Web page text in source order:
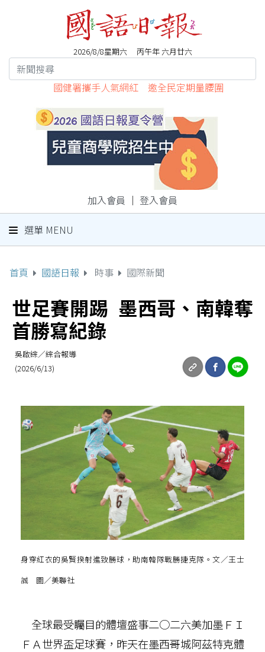
2026/8/8星期六 丙午年 六月廿六
國健署攜手人氣網紅 邀全民定期量腰圍
加入會員 ｜ 登入會員
選單 MENU
首頁 國語日報 時事 國際新聞
世足賽開踢 墨西哥、南韓奪
首勝寫紀錄
吳啟綜／綜合報導
(2026/6/13)
身穿紅衣的吳賢揆射進致勝球，助南韓隊戰勝捷克隊。文／王士
誠 圖／美聯社
全球最受矚目的體壇盛事二○二六美加墨ＦＩ
ＦＡ世界盃足球賽，昨天在墨西哥城阿茲特克體